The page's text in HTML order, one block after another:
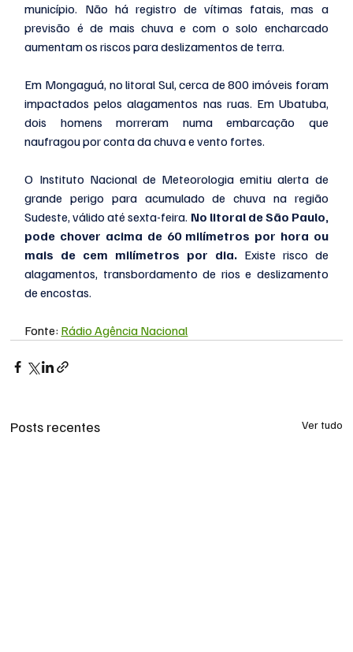
município. Não há registro de vítimas fatais, mas a
previsão é de mais chuva e com o solo encharcado
aumentam os riscos para deslizamentos de terra.
Em Mongaguá, no litoral Sul, cerca de 800 imóveis foram
impactados pelos alagamentos nas ruas. Em Ubatuba,
dois homens morreram numa embarcação que
naufragou por conta da chuva e vento fortes.
O Instituto Nacional de Meteorologia emitiu alerta de
grande perigo para acumulado de chuva na região
Sudeste, válido até sexta-feira. No litoral de São Paulo,
pode chover acima de 60 milímetros por hora ou
mais de cem milímetros por dia. Existe risco de
alagamentos, transbordamento de rios e deslizamento
de encostas.
Fonte: Rádio Agência Nacional
Posts recentes Ver tudo